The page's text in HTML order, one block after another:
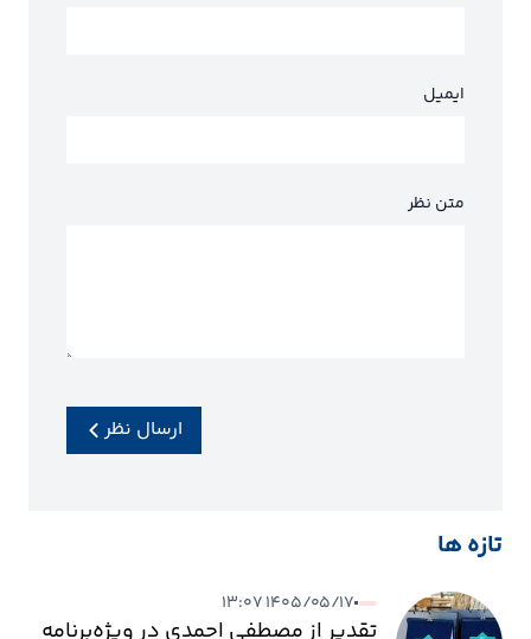
ایمیل
متن نظر
ارسال نظر
تازه ها
۱۴۰۵/۰۵/۱۷ ۱۳:۰۷
تقدیر از مصطفی احمدی در ویژه‌برنامه